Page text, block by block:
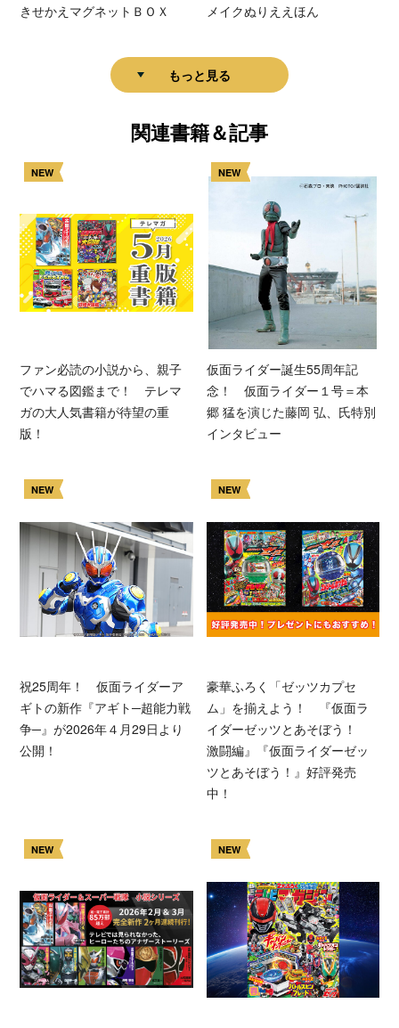
きせかえマグネットＢＯＸ
メイクぬりええほん
もっと見る
関連書籍＆記事
NEW
ファン必読の小説から、親子
でハマる図鑑まで！ テレマ
ガの大人気書籍が待望の重
版！
NEW
仮面ライダー誕生55周年記
念！ 仮面ライダー１号＝本
郷 猛を演じた藤岡 弘、氏特別
インタビュー
NEW
祝25周年！ 仮面ライダーア
ギトの新作『アギト─超能力戦
争─』が2026年４月29日より
公開！
NEW
豪華ふろく「ゼッツカプセ
ム」を揃えよう！ 『仮面ラ
イダーゼッツとあそぼう！
激闘編』『仮面ライダーゼッ
ツとあそぼう！』好評発売
中！
NEW NEW